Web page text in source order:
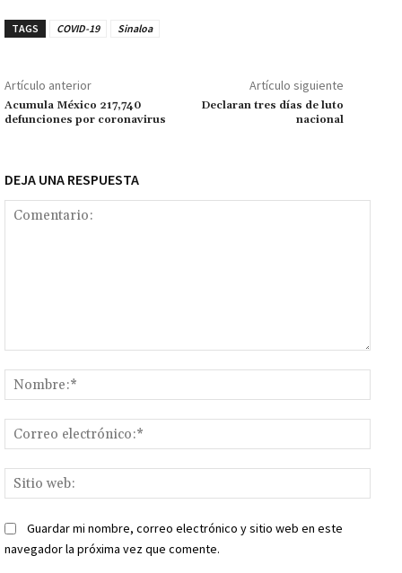
o
k
sA
p
er
r
n
k
m
ar
tir
TAGS COVID-19 Sinaloa
Artículo anterior
Acumula México 217,740
defunciones por coronavirus
Artículo siguiente
Declaran tres días de luto
nacional
DEJA UNA RESPUESTA
web:
Guardar mi nombre, correo electrónico y sitio web en este
navegador la próxima vez que comente.